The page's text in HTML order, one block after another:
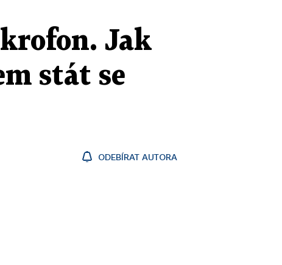
Jak
stát se
ODEBÍRAT AUTORA